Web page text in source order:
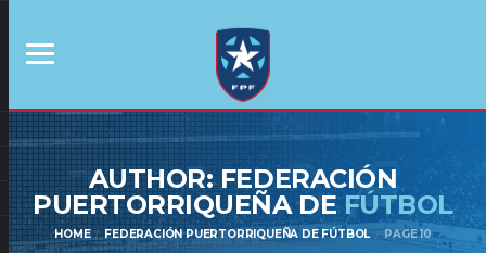
AUTHOR: FEDERACIÓN
PUERTORRIQUEÑA DEFÚTBOL
HOME FEDERACIÓN PUERTORRIQUEÑA DE FÚTBOL PAGE 10